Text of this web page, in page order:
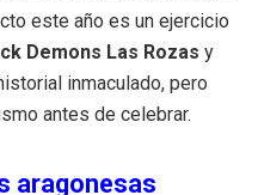
este año es un ejercicio
Demons Las Rozas y
inmaculado, pero
antes de celebrar.
aragonesas